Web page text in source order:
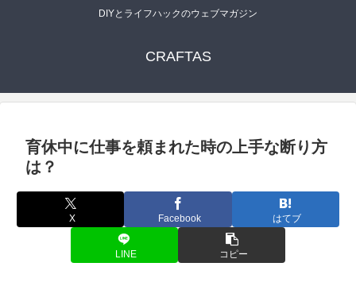
DIYとライフハックのウェブマガジン
CRAFTAS
育休中に仕事を頼まれた時の上手な断り方
は？
X Facebook はてブ
LINE コピー